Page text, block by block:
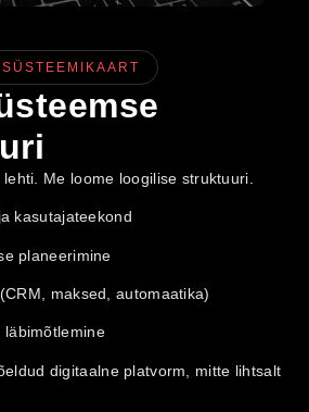
Me loome loogilise struktuuri.
kasutajateekond
planeerimine
maksed, automaatika)
läbimõtlemine
digitaalne platvorm, mitte lihtsalt